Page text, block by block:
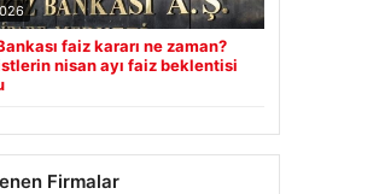
faiz kararı ne zaman?
nisan ayı faiz beklentisi
Firmalar